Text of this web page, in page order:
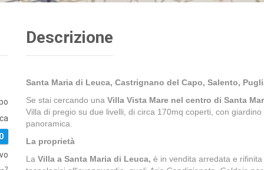
Descrizione
Santa Maria di Leuca, Castrignano del Capo, Salento,
Se stai cercando una Villa Vista Mare nel centro di Santa
Villa di pregio su due livelli, di circa 170mq coperti, con
panoramica.
La proprietà
La Villa a Santa Maria di Leuca, è in vendita arredata e